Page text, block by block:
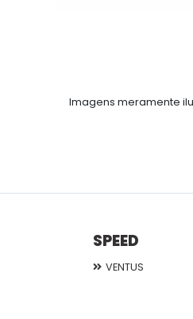
Imagens meramente
SPEED
VENTUS